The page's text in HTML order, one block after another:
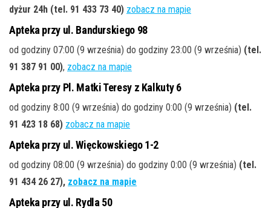
dyżur 24h (tel. 91 433 73 40) zobacz na mapie
Apteka przy ul. Bandurskiego 98
od godziny 07:00 (9 września) do godziny 23:00 (9 września) (tel.
91 387 91 00), zobacz na mapie
Apteka przy Pl. Matki Teresy z Kalkuty 6
od godziny 8:00 (9 września) do godziny 0:00 (9 września) (tel.
91 423 18 68) zobacz na mapie
Apteka przy ul. Więckowskiego 1-2
od godziny 08:00 (9 września) do godziny 0:00 (9 września) (tel.
91 434 26 27), zobacz na mapie
Apteka przy ul. Rydla 50